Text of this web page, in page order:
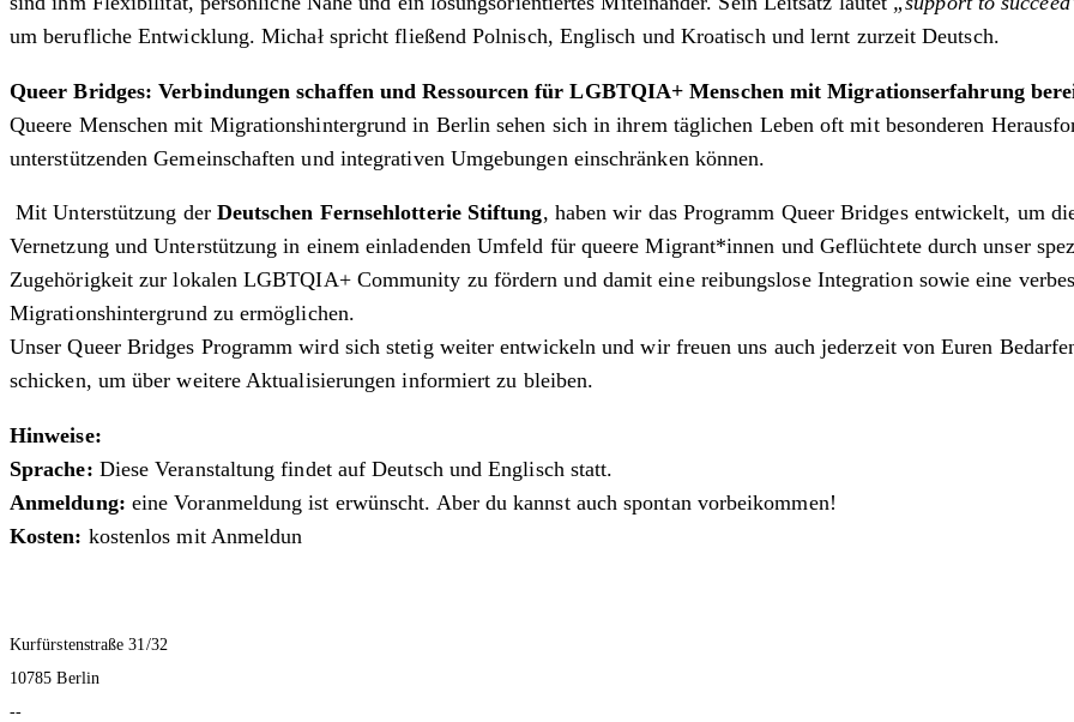
um berufliche Entwicklung. Michał spricht fließend Polnisch, Englisch und Kroatisch und lernt zurzeit Deutsch.
Queer Bridges: Verbindungen schaffen und Ressourcen für LGBTQIA+ Menschen mit Migrationserfahrung
Queere Menschen mit Migrationshintergrund in Berlin sehen sich in ihrem täglichen Leben oft mit besonderen
unterstützenden Gemeinschaften und integrativen Umgebungen einschränken können.
Mit Unterstützung der Deutschen Fernsehlotterie Stiftung, haben wir das Programm Queer Bridges entwickelt, um
Vernetzung und Unterstützung in einem einladenden Umfeld für queere Migrant*innen und Geflüchtete durch unser
Zugehörigkeit zur lokalen LGBTQIA+ Community zu fördern und damit eine reibungslose Integration sowie eine
Migrationshintergrund zu ermöglichen.
Unser Queer Bridges Programm wird sich stetig weiter entwickeln und wir freuen uns auch jederzeit von Euren
schicken, um über weitere Aktualisierungen informiert zu bleiben.
Hinweise:
Sprache: Diese Veranstaltung findet auf Deutsch und Englisch statt.
Anmeldung: eine Voranmeldung ist erwünscht. Aber du kannst auch spontan vorbeikommen!
Kosten: kostenlos mit Anmeldun
Kurfürstenstraße 31/32
10785 Berlin
--